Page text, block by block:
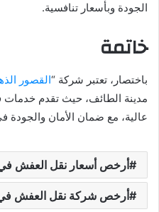
الجودة وبأسعار تنافسية.
خاتمة
باختصار، تعتبر شركة “القصور
مدينة الطائف، حيث تقدم
عالية، مع ضمان الأمان
أرخص أسعار نقل العفش
أرخص شركة نقل العفش